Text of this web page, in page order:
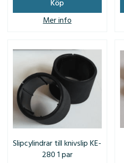
Mer info
Köp
Slipcylindrar till knivslip KE-
280 1 par